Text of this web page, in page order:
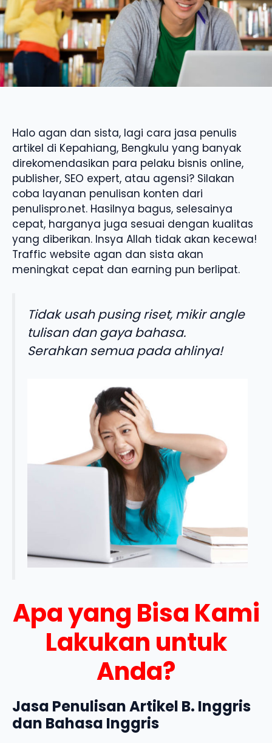
Halo agan dan sista, lagi cara jasa penulis
artikel di Kepahiang, Bengkulu yang banyak
direkomendasikan para pelaku bisnis online,
publisher, SEO expert, atau agensi? Silakan
coba layanan penulisan konten dari
penulispro.net. Hasilnya bagus, selesainya
cepat, harganya juga sesuai dengan kualitas
yang diberikan. Insya Allah tidak akan kecewa!
Traffic website agan dan sista akan
meningkat cepat dan earning pun berlipat.
Tidak usah pusing riset, mikir angle
tulisan dan gaya bahasa.
Serahkan semua pada ahlinya!
Apa yang Bisa Kami
Lakukan untuk
Anda?
Jasa Penulisan Artikel B. Inggris
dan Bahasa Inggris